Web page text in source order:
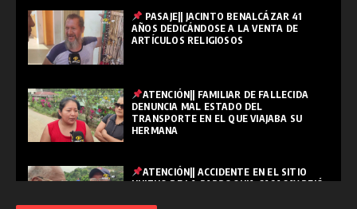
PASAJE|| JACINTO BENALCÁZAR 41
AÑOS DEDICÁNDOSE A LA VENTA DE
ARTÍCULOS RELIGIOSOS
ATENCIÓN|| FAMILIAR DE FALLECIDA
DENUNCIA MAL ESTADO DEL
TRANSPORTE EN EL QUE VIAJABA SU
HERMANA
ATENCIÓN|| ACCIDENTE EN EL SITIO
HUIZHO DE LA PARROQUIA CASACAY DEJÓ